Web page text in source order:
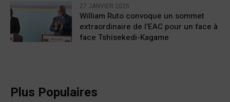
27 JANVIER 2025
William Ruto convoque un sommet
extraordinaire de l’EAC pour un face à
face Tshisekedi-Kagame
Plus Populaires